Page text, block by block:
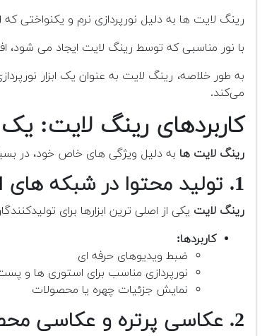
رینگ لایت ها به دلیل نورپردازی نرم و یکنواختی که
با نور مناسبی که توسط رینگ لایت ایجاد می شود،
به طور خلاصه، رینگ لایت به عنوان یک ابزار
می‌کند.
کاربردهای رینگ لایت: یک
رینگ لایت ها به دلیل ویژگی های خاص خود، در
1. تولید محتوا در شبکه های اجتماعی
رینگ لایت یکی از اصلی ترین ابزارها برای
کاربردها:
ضبط ویدیوهای حرفه ای
نورپردازی مناسب برای استوری ها و
نمایش جزئیات چهره یا محصولات
2. عکاسی پرتره و عکاسی محصول